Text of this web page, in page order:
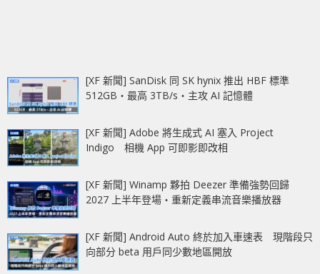
[XF 新聞] SanDisk 同 SK hynix 推出 HBF 標準
512GB‧最高 3TB/s‧主攻 AI 記憶體
[XF 新聞] Adobe 將生成式 AI 塞入 Project
Indigo 相機 App 可即影即改相
[XF 新聞] Winamp 夥拍 Deezer 準備強勢回歸
2027 上半年登場‧重新定義串流音樂播放器
[XF 新聞] Android Auto 終於加入車速表 現階段只
向部分 beta 用戶同少數地區開放